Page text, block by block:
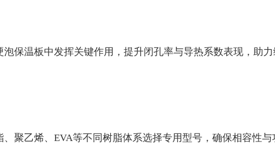
泡保温板中发挥关键作用，提升闭孔率与导热系数表现，助力
、聚乙烯、EVA等不同树脂体系选择专用型号，确保相容性与